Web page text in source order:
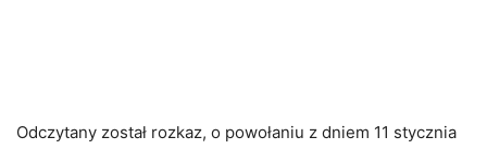
Odczytany został rozkaz, o powołaniu z dniem 11 stycznia